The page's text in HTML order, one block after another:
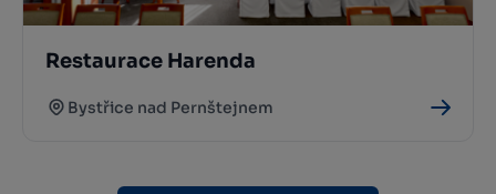
Restaurace Harenda
Bystřice nad Pernštejnem